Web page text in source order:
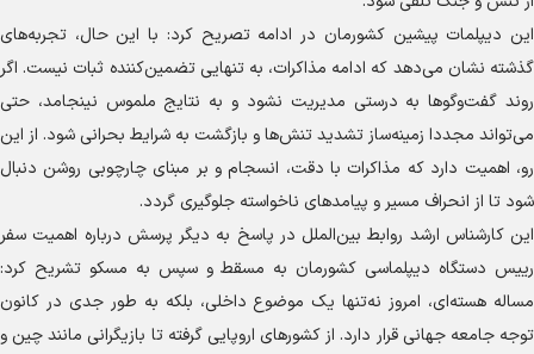
این دیپلمات پیشین کشورمان در ادامه تصریح کرد: با این حال، تجربه‌های
گذشته نشان می‌دهد که ادامه مذاکرات، به تنهایی تضمین‌کننده ثبات نیست. اگر
روند گفت‌و‌گو‌ها به درستی مدیریت نشود و به نتایج ملموس نینجامد، حتی
می‌تواند مجددا زمینه‌ساز تشدید تنش‌ها و بازگشت به شرایط بحرانی شود. از این
رو، اهمیت دارد که مذاکرات با دقت، انسجام و بر مبنای چارچوبی روشن دنبال
شود تا از انحراف مسیر و پیامد‌های ناخواسته جلوگیری گردد.
این کارشناس ارشد روابط بین‌الملل در پاسخ به دیگر پرسش درباره اهمیت سفر
رییس دستگاه دیپلماسی کشورمان به مسقط و سپس به مسکو تشریح کرد:
مساله هسته‌ای، امروز نه‌تنها یک موضوع داخلی، بلکه به طور جدی در کانون
توجه جامعه جهانی قرار دارد. از کشور‌های اروپایی گرفته تا بازیگرانی مانند چین و